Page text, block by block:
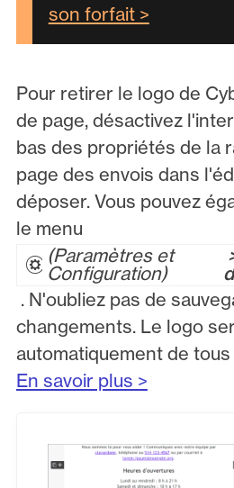
son forfait >
Pour retirer le logo de
de page, désactivez
bas des propriétés de la
page des envois dans
déposer. Vous pouvez
le menu
Paramètres et
Configuration
. N'oubliez pas de
changements. Le logo
automatiquement de
En savoir plus >